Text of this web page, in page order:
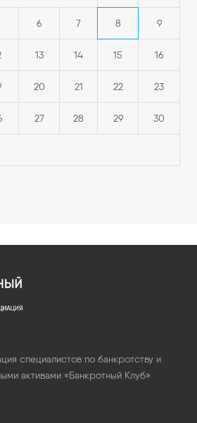
6 7 8 9
13 14 15 16
20 21 22 23
27 28 29 30
специалистов по банкротству и
активами «Банкротный Клуб»